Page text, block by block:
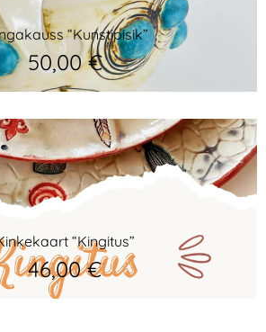
“Kunstipisik”
50,00€
“Kingitus”
46,00€